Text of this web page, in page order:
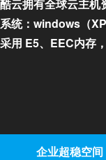
酷云拥有全球云主机
系统：windows（
采用 E5、EEC内存
企业超稳空间